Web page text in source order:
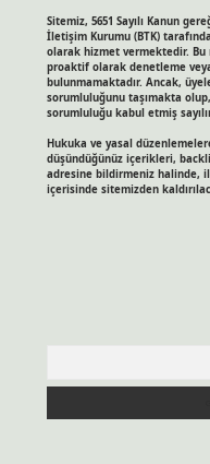
Sitemiz, 5651 Sayılı Kanun
İletişim Kurumu (BTK)
olarak hizmet vermektedir.
proaktif olarak denetleme
bulunmamaktadır. Ancak,
sorumluluğunu taşımakta
sorumluluğu kabul etmiş
Hukuka ve yasal
düşündüğünüz içerikleri,
adresine bildirmeniz halinde,
içerisinde sitemizden